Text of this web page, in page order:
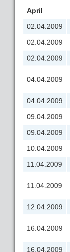
April
02.04.2009
02.04.2009
02.04.2009
04.04.2009
04.04.2009
09.04.2009
09.04.2009
10.04.2009
11.04.2009
11.04.2009
12.04.2009
16.04.2009
16.04.2009